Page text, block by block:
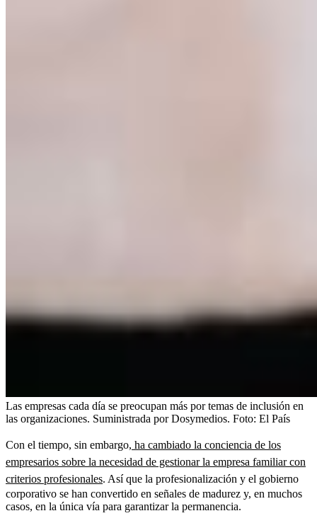
Las empresas cada día se preocupan más por temas de inclusión en
las organizaciones. Suministrada por Dosymedios. Foto: El País
Con el tiempo, sin embargo, ha cambiado la conciencia de los
empresarios sobre la necesidad de gestionar la empresa familiar con
criterios profesionales. Así que la profesionalización y el gobierno
corporativo se han convertido en señales de madurez y, en muchos
casos, en la única vía para garantizar la permanencia.